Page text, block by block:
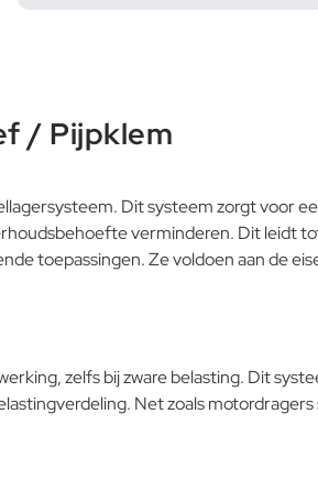
/ Pijpklem
Dit systeem zorgt voor
verminderen. Dit leidt
toepassingen. Ze voldoen aan de
zelfs bij zware belasting. Dit
Net zoals